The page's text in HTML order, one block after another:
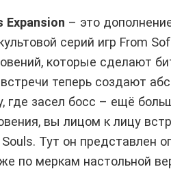
Expansion – это
серий игр From
которые сделают
теперь создают
где засел босс – ещё
вы лицом к лицу
Тут он представлен
по меркам настольной